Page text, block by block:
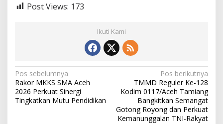
Post Views: 173
Ikuti Kami
N
a
v
Pos sebelumnya
Rakor MKKS SMA Aceh
2026 Perkuat Sinergi
Tingkatkan Mutu Pendidikan
Pos berikutnya
TMMD Reguler Ke-128
Kodim 0117/Aceh Tamiang
Bangkitkan Semangat
Gotong Royong dan Perkuat
Kemanunggalan TNI-Rakyat